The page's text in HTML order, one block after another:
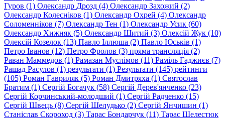
Гуров (1) Олександр Дрозд (4) Олександр Захожий (2)
Олександр Колесніков (1) Олександр Охрей (4) Олександр
Соломенніков (7) Олександр Тен (1) Олександр Усик (60)
Олександр Хижняк (5) Олександр Шитий (3) Олексій Жук (10)
Олексій Козелок (13) Павло Іллюша (2) Павло Юськів (1)
Петро Іванов (12) Петро Фролов (3) пряма трансляція (2)
Раван Маммедов (1) Рамазан Муслiмов (11) Раміль Гаджиєв (7)
Рашад Расулов (1) результати (1) Результати (145) рейтинги
(105) Роман Гавриляк (5) Роман Дмитряха (1) Святослав
Братим (1) Сергій Богачук (58) Сергій Дерев'янченко (23)
Сергій Корчинський-молодший (1) Сергій Радченко (15)
Сергій Швець (8) Сергій Шелудько (2) Сергій Янчишин (1)
Станіслав Скороход (3) Тарас Бондарчук (11) Тарас Шелестюк